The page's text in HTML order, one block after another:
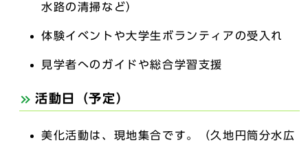
水路の清掃など）
体験イベントや大学生ボランティアの受入れ
見学者へのガイドや総合学習支援
活動日（予定）
美化活動は、現地集合です。（久地円筒分水広